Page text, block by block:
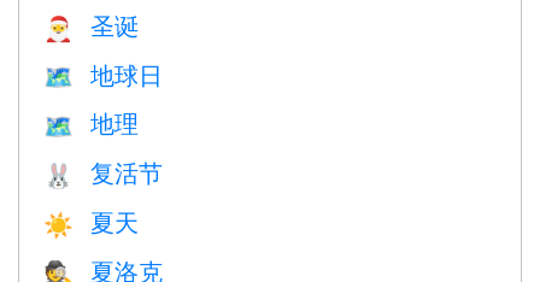
🎅 圣诞
🗺️ 地球日
🗺 地理
🐰 复活节
☀️ 夏天
🕵️ 夏洛克